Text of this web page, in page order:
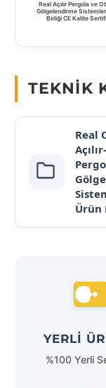
Real Açılır Pergola ve
Gölgelendirme
Birliği CE Kalite
TEKNIK
Real
Ürün
YERLI
%100 Yerli